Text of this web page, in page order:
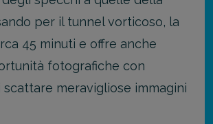
per il tunnel vorticoso, la
45 minuti e offre anche
fotografiche con
meravigliose immagini